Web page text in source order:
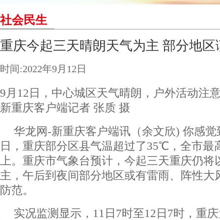
社会民生
重庆今起三天晴朗天气为主 部分地
时间:2022年9月12日
9月12日，中心城区天气晴朗，户外活动注
新重庆客户端记者 张质 摄
华龙网-新重庆客户端讯（余文欣) 你感
日，重庆部分区县气温超过了35℃，全市
上。重庆市气象台预计，今起三天重庆仍
主，午后到夜间部分地区或有雷雨、阵性大
防范。
实况监测显示，11日7时至12日7时，重